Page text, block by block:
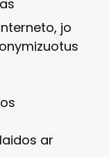
jo
ar